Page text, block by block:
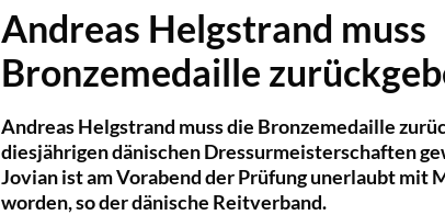
Andreas Helgstrand muss
Bronzemedaille
Andreas Helgstrand muss die Bronzemedaille
diesjährigen dänischen Dressurmeisterschaften
Jovian ist am Vorabend der Prüfung unerlaubt mit
worden, so der dänische Reitverband.